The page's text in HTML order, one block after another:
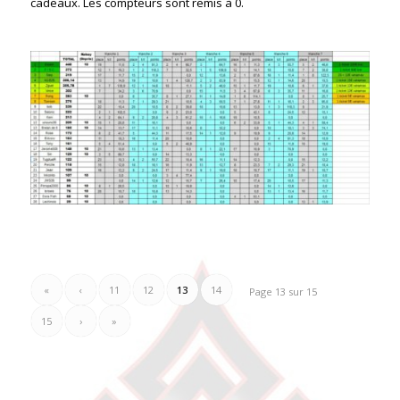
Page 13 sur 15
« ‹ 11 12 13 14
15 › »